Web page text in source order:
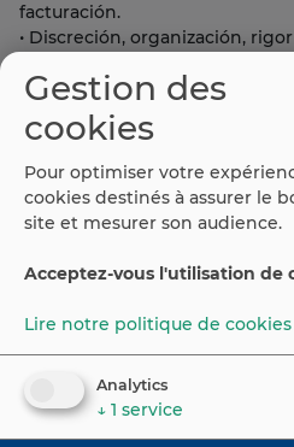
facturación.
• Discreción, organización,
autogestión.
Ofrecemos:
-Incorporación prevista para
-Contrato indefinido.
viernes.
©2026
Política de
Gestion des
cookies
Pour optimiser votre
cookies destinés à assurer le
site et mesurer son audience.
Acceptez-vous l'utilisation de
Lire notre politique de cookies
Analytics
↓ 1 service